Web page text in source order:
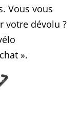
Vous vous
votre dévolu ?
».